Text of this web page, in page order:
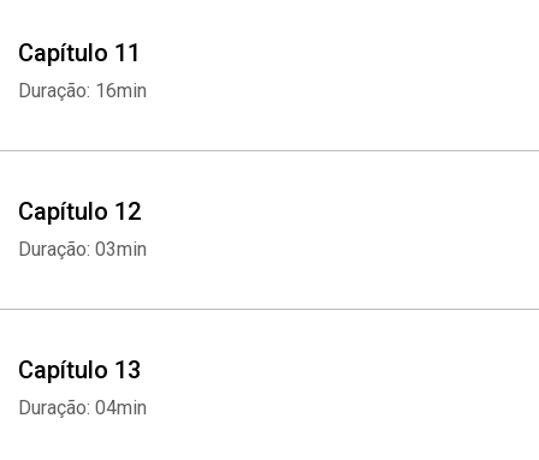
Capítulo 11
Duração: 16min
Capítulo 12
Duração: 03min
Capítulo 13
Duração: 04min